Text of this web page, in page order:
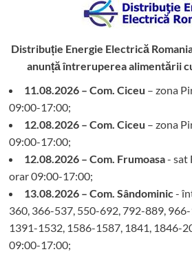
Distribuție Energie Electrică
anunță întreruperea alimentării
11.08.2026 – Com. Ciceu – zona
09:00-17:00;
12.08.2026 – Com. Ciceu – zona
09:00-17:00;
12.08.2026 – Com. Frumoasa- sat
orar 09:00-17:00;
13.08.2026 – Com. Sândominic -
360, 366-537, 550-692, 792-889,
1391-1532, 1586-1587, 1841, 1846-
09:00-17:00;